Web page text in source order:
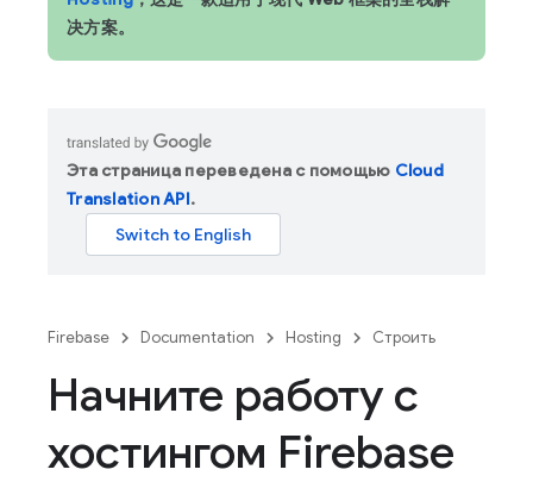
决方案。
Эта страница переведена с помощью Cloud
Translation API.
Firebase Documentation Hosting Строить
Начните работу с
хостингом Firebase